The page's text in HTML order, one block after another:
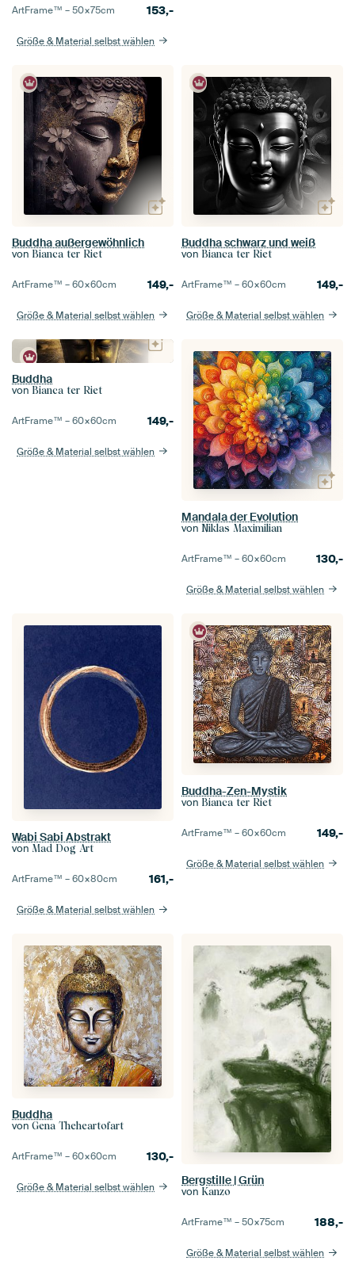
ArtFrame™ –50×75cm 153,-
Größe & Material selbst wählen
Buddha außergewöhnlich
von Bianca ter Riet
ArtFrame™ –60×60cm 149,-
Größe & Material selbst wählen
Buddha schwarz und weiß
von Bianca ter Riet
ArtFrame™ –60×60cm 149,-
Größe & Material selbst wählen
Buddha
von Bianca ter Riet
ArtFrame™ –60×60cm 149,-
Größe & Material selbst wählen
Mandala der Evolution
von Niklas Maximilian
ArtFrame™ –60×60cm 130,-
Größe & Material selbst wählen
Wabi Sabi Abstrakt
von Mad Dog Art
ArtFrame™ –60×80cm 161,-
Größe & Material selbst wählen
Buddha-Zen-Mystik
von Bianca ter Riet
ArtFrame™ –60×60cm 149,-
Größe & Material selbst wählen
Buddha
von Gena Theheartofart
ArtFrame™ –60×60cm 130,-
Größe & Material selbst wählen Bergstille | Grün
von Kanzo
ArtFrame™ –50×75cm 188,-
Größe & Material selbst wählen